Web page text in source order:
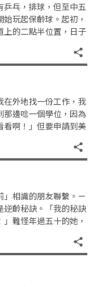
乒乓，排球，但至中五
玩起保齡球。起初，
上的二點半位置，日子
在外地找一份工作，我
那邊唸一個學位，因為
看啊！」但要申請到美
相識的朋友聯繫。ㄧ
逆齡秘訣。「我的秘訣
難怪年過五十的她，